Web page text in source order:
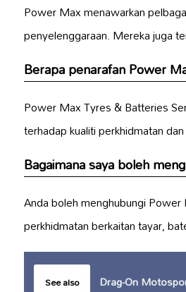
Power Max menawarkan
penyelenggaraan. Mereka juga
Berapa penarafan Power
Power Max Tyres & Batteries
terhadap kualiti perkhidmatan
Bagaimana saya boleh
Anda boleh menghubungi
perkhidmatan berkaitan tayar,
See also Drag-On